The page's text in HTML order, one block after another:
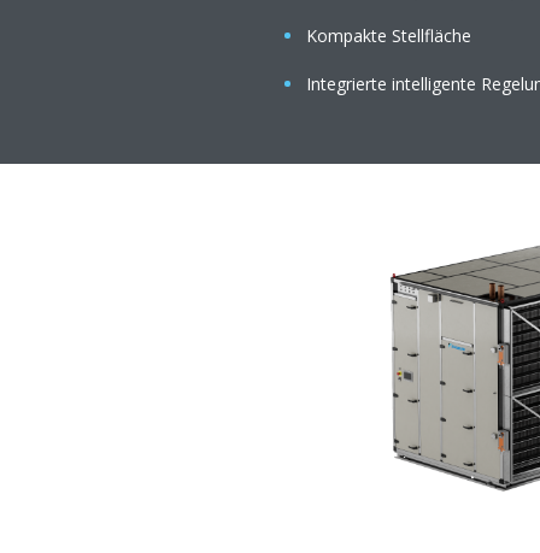
Kompakte Stellfläche
Integrierte intelligente